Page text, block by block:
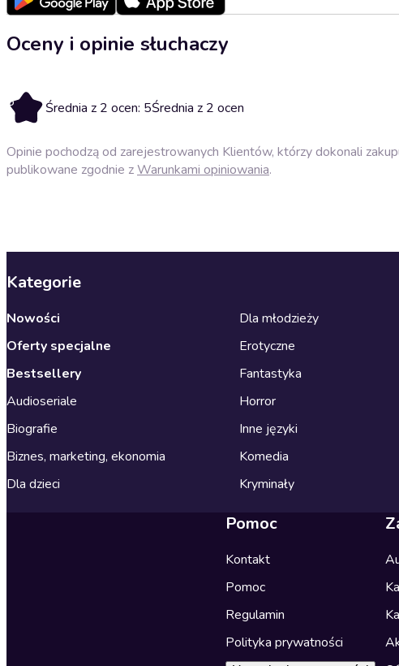
Oceny i opinie słuchaczy
5 Średnia z 2 ocen: 5Średnia z 2 ocen
Opinie pochodzą od zarejestrowanych Klientów, którzy dokonali
publikowane zgodnie zWarunkami opiniowania.
Kategorie
Nowości
Oferty specjalne
Bestsellery
Audioseriale
Biografie
Biznes, marketing, ekonomia
Dla dzieci
Dla młodzieży
Erotyczne
Fantastyka
Horror
Inne języki
Komedia
Kryminały
Pomoc
Kontakt
Pomoc
Regulamin
Polityka prywatności